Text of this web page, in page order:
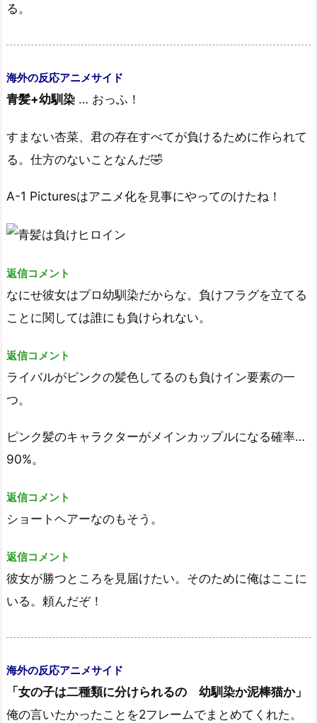
る。
海外の反応アニメサイド
青髪+幼馴染 … おっふ！
すまない杏菜、君の存在すべてが負けるために作られて
る。仕方のないことなんだ🤣
A-1 Picturesはアニメ化を見事にやってのけたね！
返信コメント
なにせ彼女はプロ幼馴染だからな。負けフラグを立てる
ことに関しては誰にも負けられない。
返信コメント
ライバルがピンクの髪色してるのも負けイン要素の一
つ。
ピンク髪のキャラクターがメインカップルになる確率…
90%。
返信コメント
ショートヘアーなのもそう。
返信コメント
彼女が勝つところを見届けたい。そのために俺はここに
いる。頼んだぞ！
海外の反応アニメサイド
「女の子は二種類に分けられるの 幼馴染か泥棒猫か」
俺の言いたかったことを2フレームでまとめてくれた。